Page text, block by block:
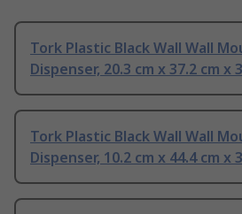
Tork Plastic Black Wall Wall
Dispenser, 20.3 cm x 37.2 cm x
Tork Plastic Black Wall Wall
Dispenser, 10.2 cm x 44.4 cm x